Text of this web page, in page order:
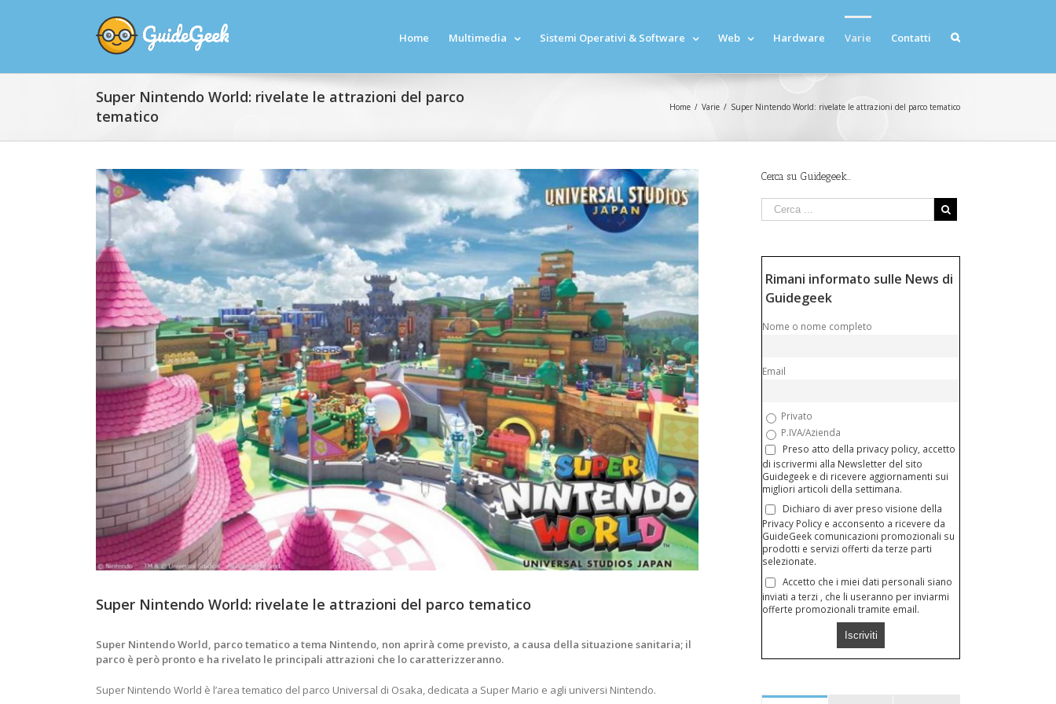
Home Multimedia Sistemi Operativi & Software Web Hardware Varie Contatti
Super Nintendo World: rivelate le attrazioni del parco
tematico
Home / Varie / Super Nintendo World: rivelate le attrazioni del parco tematico
View
Larger
Image
Super Nintendo World: rivelate le attrazioni del parco tematico
Super Nintendo World, parco tematico a tema Nintendo, non aprirà come previsto, a causa della situazione sanitaria; il
parco è però pronto e ha rivelato le principali attrazioni che lo caratterizzeranno.
Super Nintendo World è l’area tematico del parco Universal di Osaka, dedicata a Super Mario e agli universi Nintendo.
Cerca su Guidegeek…
Rimani informato sulle News di
Guidegeek
Nome o nome completo
Email
Privato
P.IVA/Azienda
Preso atto della privacy policy, accetto
di iscrivermi alla Newsletter del sito
Guidegeek e di ricevere aggiornamenti sui
migliori articoli della settimana.
Dichiaro di aver preso visione della
Privacy Policy e acconsento a ricevere da
GuideGeek comunicazioni promozionali su
prodotti e servizi offerti da terze parti
selezionate.
Accetto che i miei dati personali siano
inviati a terzi , che li useranno per inviarmi
offerte promozionali tramite email.